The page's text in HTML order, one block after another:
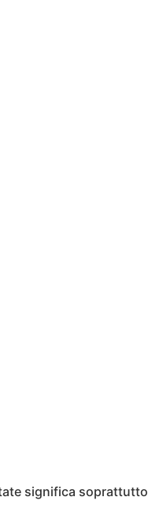
significa soprattutto